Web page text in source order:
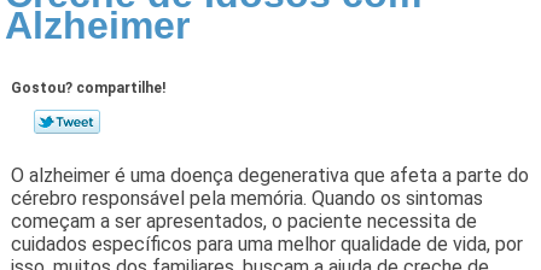
Alzheimer
Gostou? compartilhe!
O alzheimer é uma doença degenerativa que afeta a parte do
cérebro responsável pela memória. Quando os sintomas
começam a ser apresentados, o paciente necessita de
cuidados específicos para uma melhor qualidade de vida, por